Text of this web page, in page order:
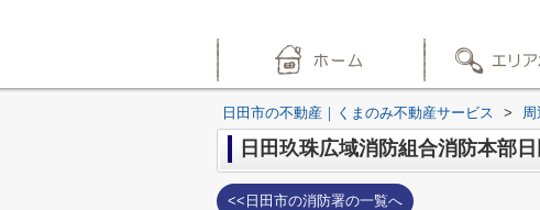
日田市の不動産｜くまのみ不動産サービス > 周
日田玖珠広域消防組合消防本部
<<日田市の消防署の一覧へ